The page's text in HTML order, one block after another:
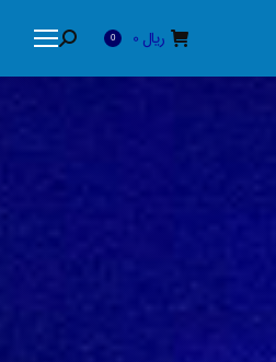
ریال 0
Search: